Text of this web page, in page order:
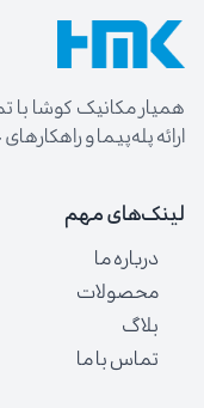
همیار مکانیک کوشا با
ارائه پله‌پیما و
لینک‌های مهم
درباره ما
محصولات
بلاگ
تماس با ما